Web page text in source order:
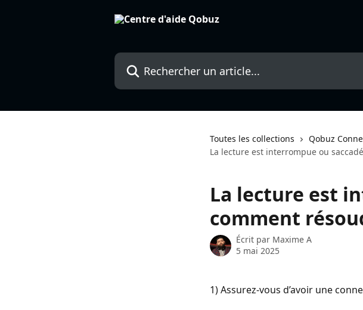
Rechercher un article...
Toutes les collections
Qobuz
La lecture est interrompue ou
La lecture est
comment
Écrit par Maxime A
5 mai 2025
1) Assurez-vous d’avoir une